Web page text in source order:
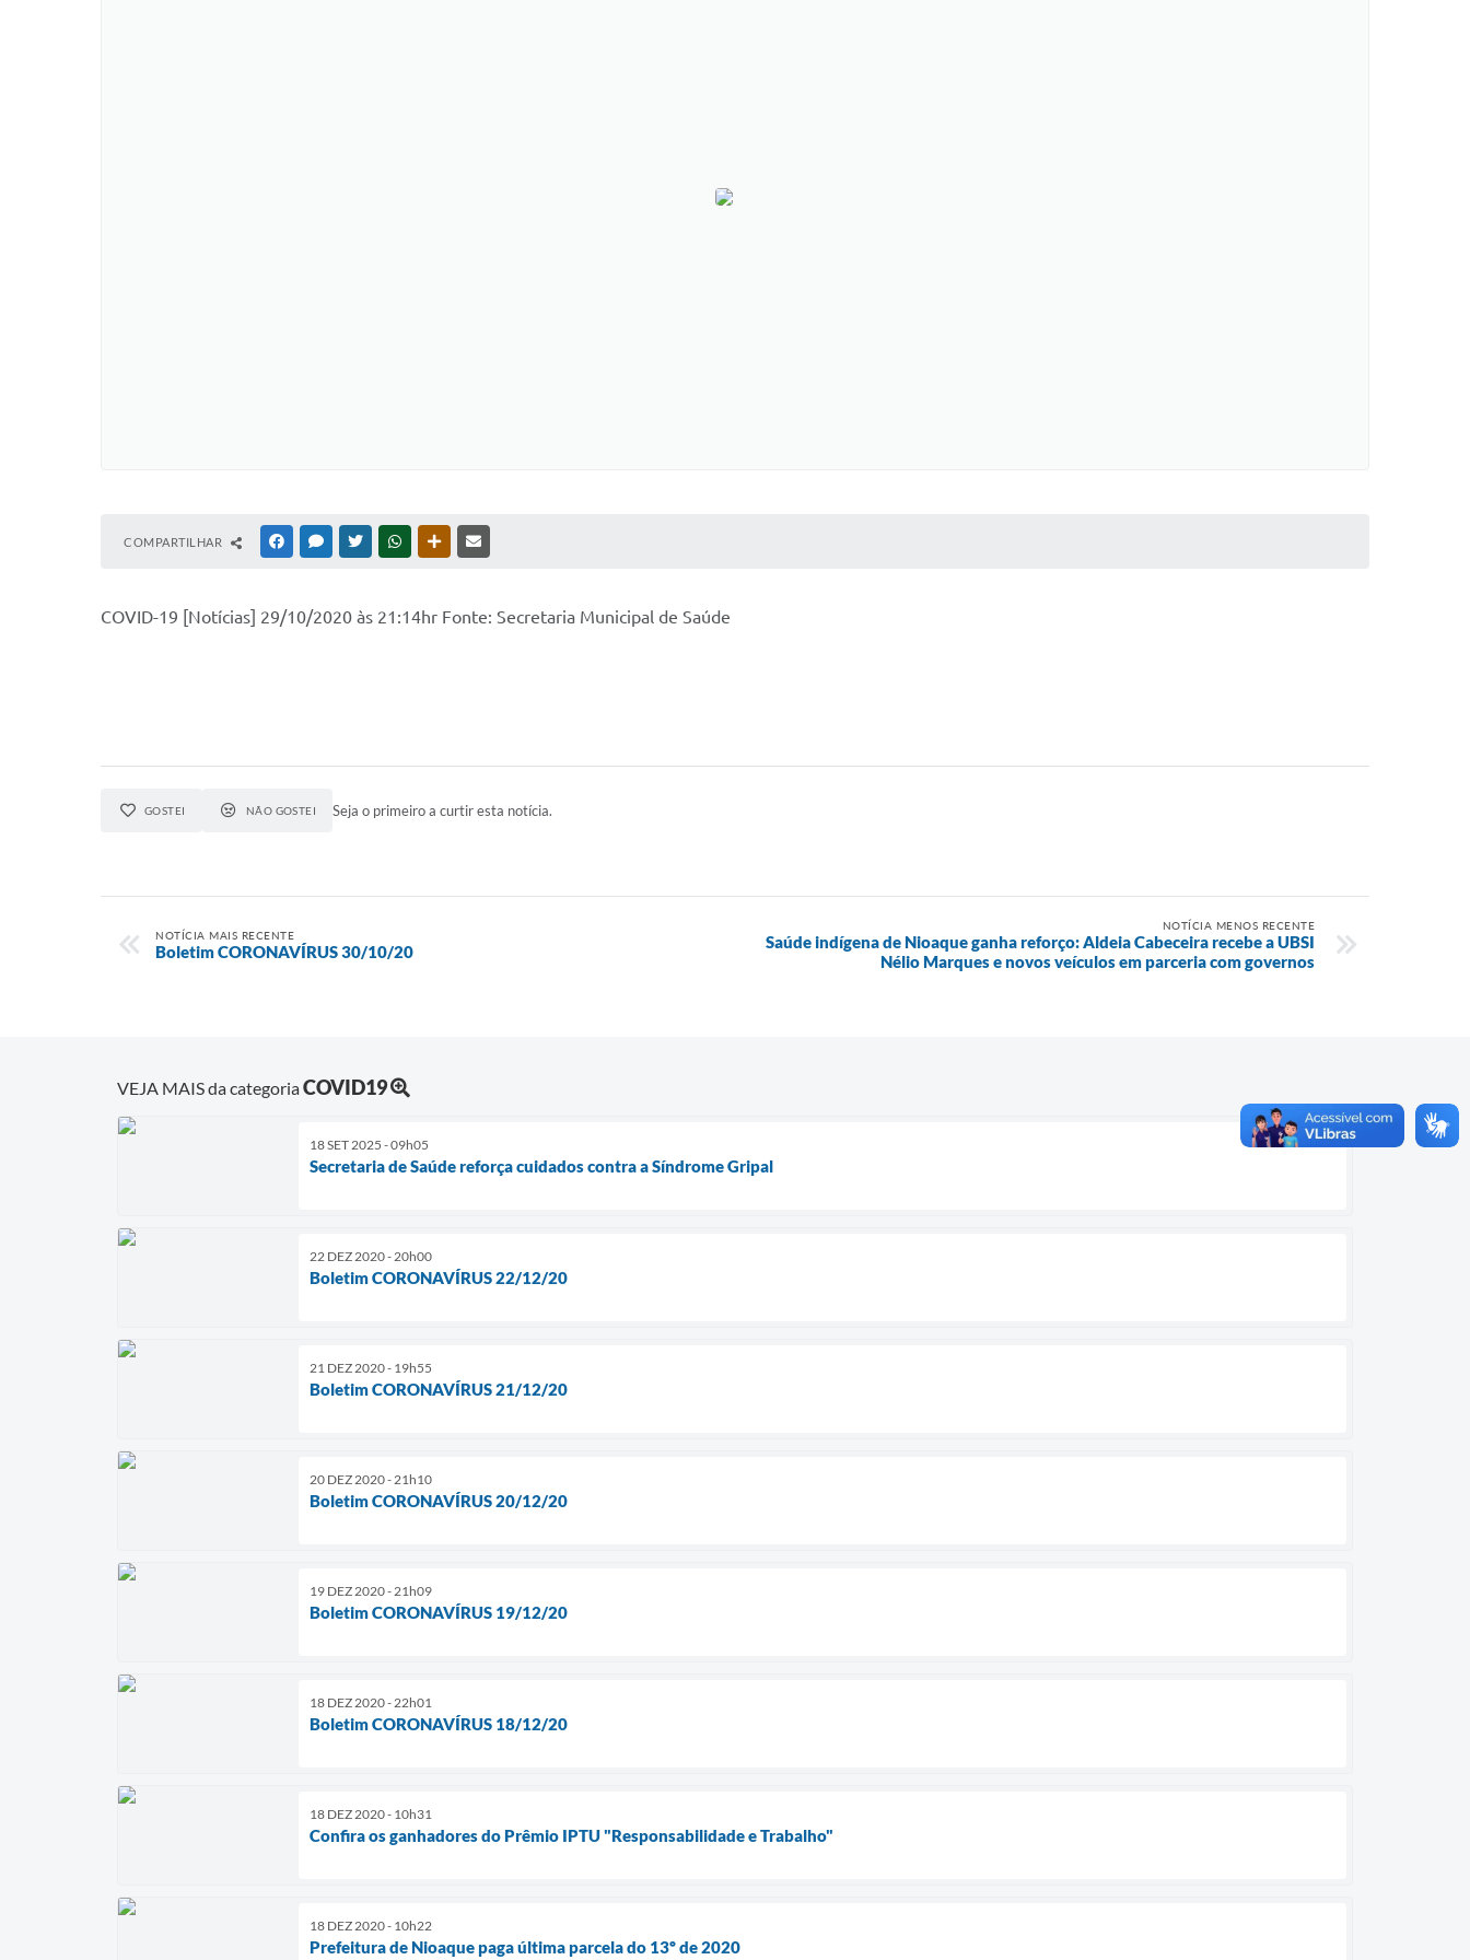
COMPARTILHAR FACEBOOKMESSENGER
TWITTERWHATSAPPOUTRAS MÍDIAS
COVID-19 [Notícias] 29/10/2020 às 21:14hr Fonte: Secretaria Municipal de Saúde
GOSTEI NÃO GOSTEI Seja o primeiro a curtir esta notícia.
NOTÍCIA MAIS RECENTE
Boletim CORONAVÍRUS 30/10/20
NOTÍCIA MENOS RECENTE
Saúde indígena de Nioaque ganha reforço: Aldeia Cabeceira recebe a UBSI
Nélio Marques e novos veículos em parceria com governos
VEJA MAIS da categoriaCOVID19
18 SET 2025 - 09h05
Secretaria de Saúde reforça cuidados contra a Síndrome Gripal
22 DEZ 2020 - 20h00
Boletim CORONAVÍRUS 22/12/20
21 DEZ 2020 - 19h55
Boletim CORONAVÍRUS 21/12/20
20 DEZ 2020 - 21h10
Boletim CORONAVÍRUS 20/12/20
19 DEZ 2020 - 21h09
Boletim CORONAVÍRUS 19/12/20
18 DEZ 2020 - 22h01
Boletim CORONAVÍRUS 18/12/20
18 DEZ 2020 - 10h31
Confira os ganhadores do Prêmio IPTU "Responsabilidade e Trabalho"
18 DEZ 2020 - 10h22
Prefeitura de Nioaque paga última parcela do 13º de 2020